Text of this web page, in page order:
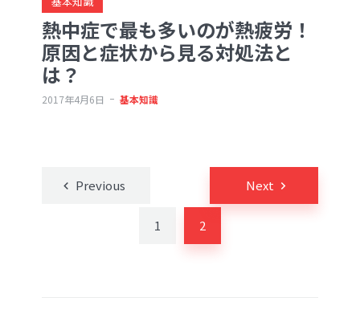
熱中症で最も多いのが熱疲労！
原因と症状から見る対処法と
は？
2017年4月6日 基本知識
Previous
1 2
Next